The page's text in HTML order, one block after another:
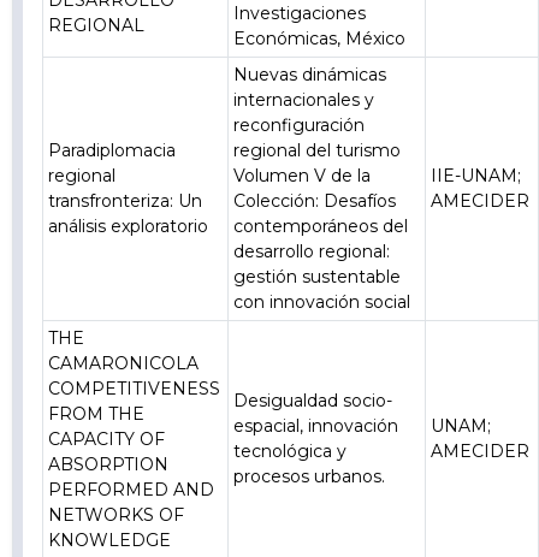
REGIONAL
Investigaciones
Económicas, México
Paradiplomacia
regional
transfronteriza: Un
análisis exploratorio
Nuevas dinámicas
internacionales y
reconfiguración
regional del turismo
Volumen V de la
Colección: Desafíos
contemporáneos del
desarrollo regional:
gestión sustentable
con innovación social
IIE-UNAM;
AMECIDER
THE
CAMARONICOLA
COMPETITIVENESS
FROM THE
CAPACITY OF
ABSORPTION
PERFORMED AND
NETWORKS OF
KNOWLEDGE
Desigualdad socio-
espacial, innovación
tecnológica y
procesos urbanos.
UNAM;
AMECIDER